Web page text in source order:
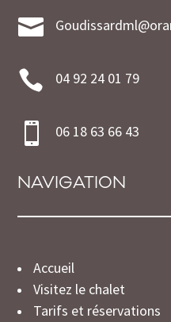

 04 92 24 01 79
 06 18 63 66 43
NAVIGATION
Accueil
Visitez le chalet
Tarifs et réservations